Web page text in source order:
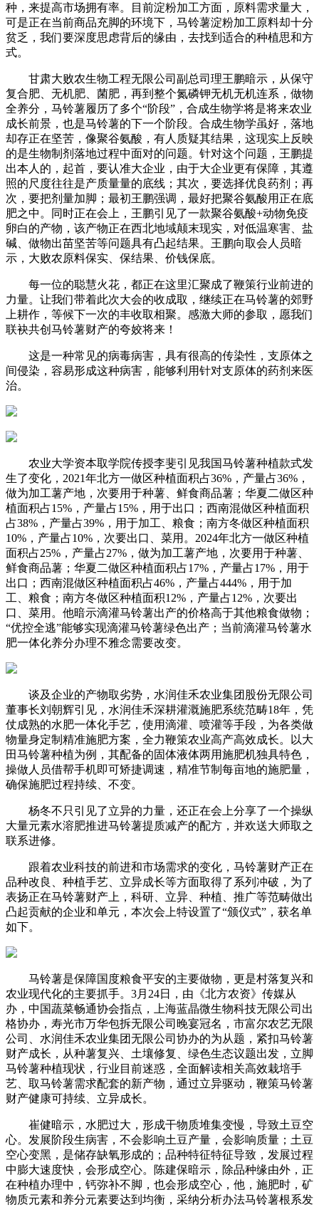
种，来提高市场拥有率。目前淀粉加工方面，原料需求量大，
可是正在当前商品充脚的环境下，马铃薯淀粉加工原料却十分
贫乏，我们要深度思虑背后的缘由，去找到适合的种植思和方
式。
甘肃大败农生物工程无限公司副总司理王鹏暗示，从保守
复合肥、无机肥、菌肥，再到整个氮磷钾无机无机连系，做物
全养分，马铃薯履历了多个“阶段”，合成生物学将是将来农业
成长前景，也是马铃薯的下一个阶段。合成生物学虽好，落地
却存正在坚苦，像聚谷氨酸，有人质疑其结果，这现实上反映
的是生物制剂落地过程中面对的问题。针对这个问题，王鹏提
出本人的，起首，要认准大企业，由于大企业更有保障，其遵
照的尺度往往是产质量量的底线；其次，要选择优良药剂；再
次，要把剂量加脚；最初王鹏强调，最好把聚谷氨酸用正在底
肥之中。同时正在会上，王鹏引见了一款聚谷氨酸+动物免疫
卵白的产物，该产物正在西北地域颠末现实，对低温寒害、盐
碱、做物出苗坚苦等问题具有凸起结果。王鹏向取会人员暗
示，大败农原料保实、保结果、价钱保底。
每一位的聪慧火花，都正在这里汇聚成了鞭策行业前进的
力量。让我们带着此次大会的收成取，继续正在马铃薯的郊野
上耕作，等候下一次的丰收取相聚。感激大师的参取，愿我们
联袂共创马铃薯财产的夸姣将来！
这是一种常见的病毒病害，具有很高的传染性，支原体之
间侵染，容易形成这种病害，能够利用针对支原体的药剂来医
治。
农业大学资本取学院传授李斐引见我国马铃薯种植款式发
生了变化，2021年北方一做区种植面积占36%，产量占36%，
做为加工薯产地，次要用于种薯、鲜食商品薯；华夏二做区种
植面积占15%，产量占15%，用于出口；西南混做区种植面积
占38%，产量占39%，用于加工、粮食；南方冬做区种植面积
10%，产量占10%，次要出口、菜用。2024年北方一做区种植
面积占25%，产量占27%，做为加工薯产地，次要用于种薯、
鲜食商品薯；华夏二做区种植面积占17%，产量占17%，用于
出口；西南混做区种植面积占46%，产量占444%，用于加
工、粮食；南方冬做区种植面积12%，产量占12%，次要出
口、菜用。他暗示滴灌马铃薯出产的价格高于其他粮食做物；
“优控全逃”能够实现滴灌马铃薯绿色出产；当前滴灌马铃薯水
肥一体化养分办理不雅念需要改变。
谈及企业的产物取劣势，水润佳禾农业集团股份无限公司
董事长刘朝辉引见，水润佳禾深耕灌溉施肥系统范畴18年，凭
仗成熟的水肥一体化手艺，使用滴灌、喷灌等手段，为各类做
物量身定制精准施肥方案，全力鞭策农业高产高效成长。以大
田马铃薯种植为例，其配备的固体液体两用施肥机独具特色，
操做人员借帮手机即可矫捷调速，精准节制每亩地的施肥量，
确保施肥过程持续、不变。
杨冬不只引见了立异的力量，还正在会上分享了一个操纵
大量元素水溶肥推进马铃薯提质减产的配方，并欢送大师取之
联系进修。
跟着农业科技的前进和市场需求的变化，马铃薯财产正在
品种改良、种植手艺、立异成长等方面取得了系列冲破，为了
表扬正在马铃薯财产上，科研、立异、种植、推广等范畴做出
凸起贡献的企业和单元，本次会上特设置了“颁仪式”，获名单
如下。
马铃薯是保障国度粮食平安的主要做物，更是村落复兴和
农业现代化的主要抓手。3月24日，由《北方农资》传媒从
办，中国蔬菜畅通协会指点，上海蓝晶微生物科技无限公司出
格协办，寿光市万华包拆无限公司晚宴冠名，市富尔农艺无限
公司、水润佳禾农业集团无限公司协办的为从题，紧扣马铃薯
财产成长，从种薯复兴、土壤修复、绿色生态议题出发，立脚
马铃薯种植现状，行业目前迷惑，全面解读相关高效栽培手
艺、取马铃薯需求配套的新产物，通过立异驱动，鞭策马铃薯
财产健康可持续、立异成长。
崔健暗示，水肥过大，形成干物质堆集变慢，导致土豆空
心。发展阶段生病害，不会影响土豆产量，会影响质量；土豆
空心变黑，是储存缺氧形成的；品种特征特征导致，发展过程
中膨大速度快，会形成空心。陈建保暗示，除品种缘由外，正
在种植办理中，钙弥补不脚，也会形成空心，他，施肥时，矿
物质元素和养分元素要达到均衡，采纳分析办法马铃薯根系发